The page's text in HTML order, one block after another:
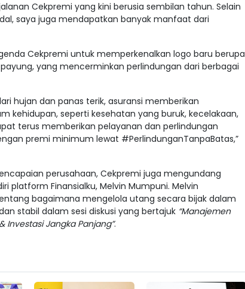
Cekpremi yang kini berusia sembilan tahun. Selain
saya juga mendapatkan banyak manfaat dari
Cekpremi untuk memperkenalkan logo baru berupa
yang mencerminkan perlindungan dari berbagai
hujan dan panas terik, asuransi memberikan
kehidupan, seperti kesehatan yang buruk, kecelakaan,
terus memberikan pelayanan dan perlindungan
premi minimum lewat #PerlindunganTanpaBatas,”
perusahaan, Cekpremi juga mengundang
platform Finansialku, Melvin Mumpuni. Melvin
bagaimana mengelola utang secara bijak dalam
stabil dalam sesi diskusi yang bertajuk “Manajemen
Investasi Jangka Panjang”.